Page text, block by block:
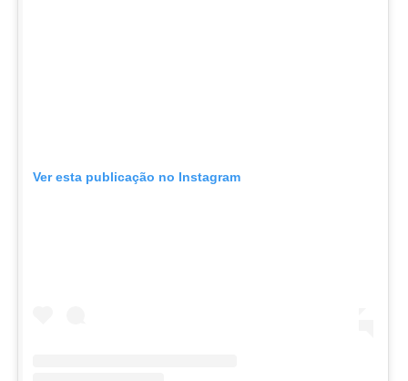
Ver esta publicação no Instagram